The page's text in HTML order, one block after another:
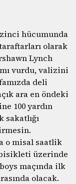
hücumunda
olarak
Lynch
vurdu, valizini
deli
ara en öndeki
100 yardın
sakatlığı
o misal saatlik
bisikleti üzerinde
maçında ilk
olacak.